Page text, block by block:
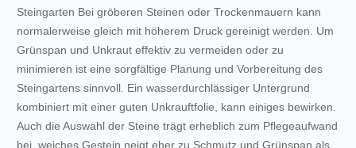
Steingarten Bei gröberen Steinen oder Trockenmauern kann
normalerweise gleich mit höherem Druck gereinigt werden. Um
Grünspan und Unkraut effektiv zu vermeiden oder zu
minimieren ist eine sorgfältige Planung und Vorbereitung des
Steingartens sinnvoll. Ein wasserdurchlässiger Untergrund
kombiniert mit einer guten Unkrauftfolie, kann einiges bewirken.
Auch die Auswahl der Steine trägt erheblich zum Pflegeaufwand
bei, weiches Gestein neigt eher zu Schmutz und Grünspan als